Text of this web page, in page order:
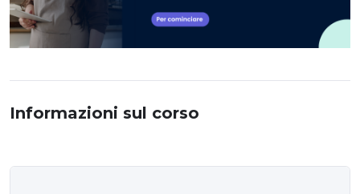
Informazioni sul corso